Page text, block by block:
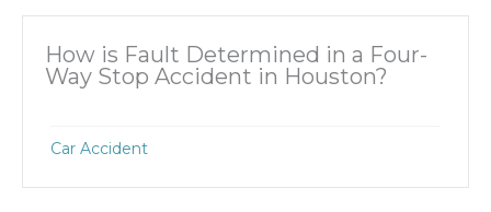
How is Fault Determined in a Four-
Way Stop Accident in Houston?
Car Accident